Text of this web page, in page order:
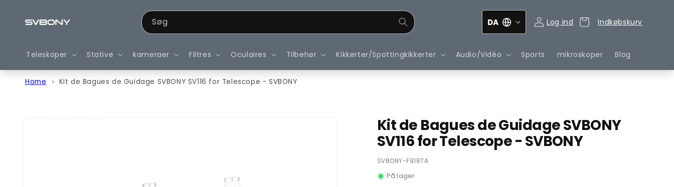
Søg DA Log ind Indkøbskurv
Indkøbskurv
Teleskoper Stative kameraer Filtres Oculaires Tilbehør Kikkerter/Spottingkikkerter Audio/Vidéo Sports mikroskoper Blog
Home Kit de Bagues de Guidage SVBONY SV116 for Telescope - SVBONY
Kit de Bagues de Guidage SVBONY
SV116 for Telescope - SVBONY
SKU:
SVBONY-F9187A
På lager